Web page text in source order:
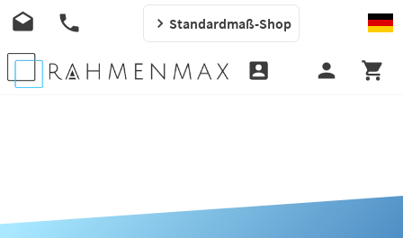
Standardmaß-Shop